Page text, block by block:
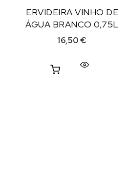
ERVIDEIRA VINHO DE
ÁGUA BRANCO 0,75L
16,50€